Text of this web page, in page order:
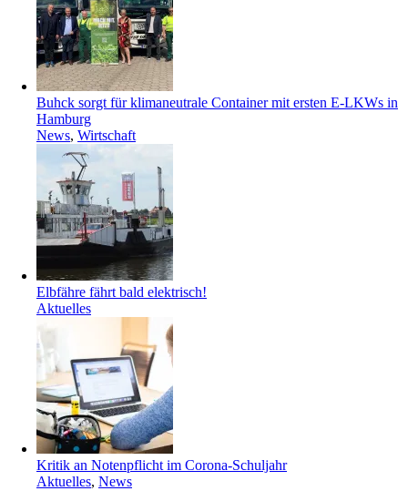
Buhck sorgt für klimaneutrale Container mit ersten E-LKWs in
Hamburg
News, Wirtschaft
Elbfähre fährt bald elektrisch!
Aktuelles
Kritik an Notenpflicht im Corona-Schuljahr
Aktuelles, News